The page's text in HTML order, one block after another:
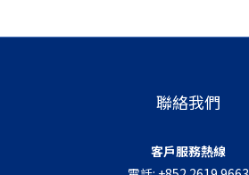
聯絡我們
客戶服務熱線